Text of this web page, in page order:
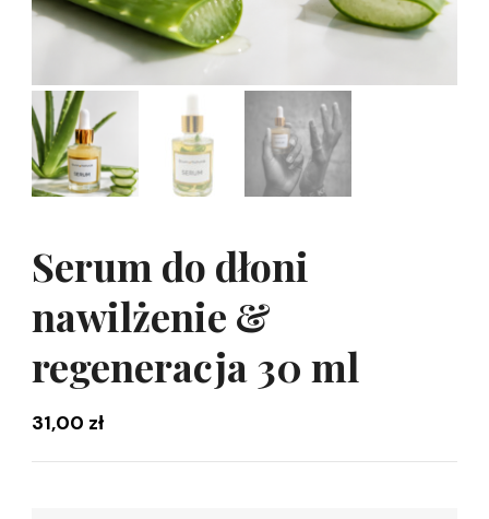
Serum do dłoni
nawilżenie &
regeneracja 30 ml
31,00 zł